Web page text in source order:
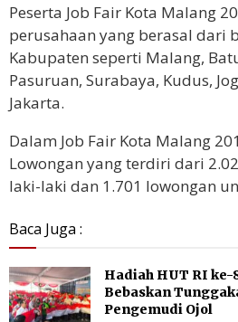
Peserta Job Fair Kota Malang
perusahaan yang berasal dari
Kabupaten seperti Malang,
Pasuruan, Surabaya, Kudus,
Jakarta.
Dalam Job Fair Kota Malang
Lowongan yang terdiri dari
laki-laki dan 1.701 lowongan
Baca Juga :
Hadiah HUT RI ke-
Bebaskan
Pengemudi Ojol